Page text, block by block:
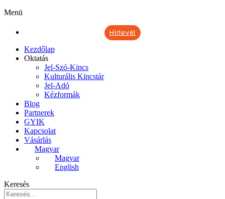
Menü
Hírlevél
Kezdőlap
Oktatás
Jel-Szó-Kincs
Kulturális Kincstár
Jel-Adó
Kézformák
Blog
Partnerek
GYIK
Kapcsolat
Vásárlás
Magyar
Magyar
English
Keresés